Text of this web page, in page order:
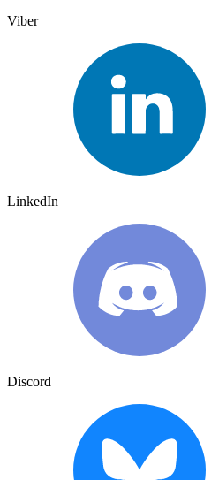
Viber
LinkedIn
Discord